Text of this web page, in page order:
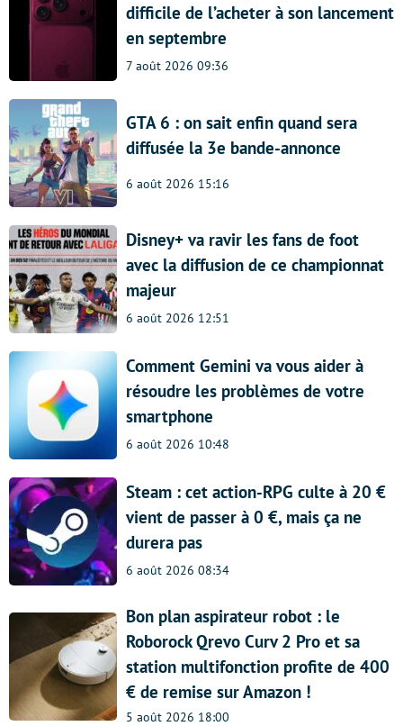
difficile de l’acheter à son lancement
en septembre
7 août 2026 09:36
GTA 6 : on sait enfin quand sera
diffusée la 3e bande-annonce
6 août 2026 15:16
Disney+ va ravir les fans de foot
avec la diffusion de ce championnat
majeur
6 août 2026 12:51
Comment Gemini va vous aider à
résoudre les problèmes de votre
smartphone
6 août 2026 10:48
Steam : cet action-RPG culte à 20 €
vient de passer à 0 €, mais ça ne
durera pas
6 août 2026 08:34
Bon plan aspirateur robot : le
Roborock Qrevo Curv 2 Pro et sa
station multifonction profite de 400
€ de remise sur Amazon !
5 août 2026 18:00